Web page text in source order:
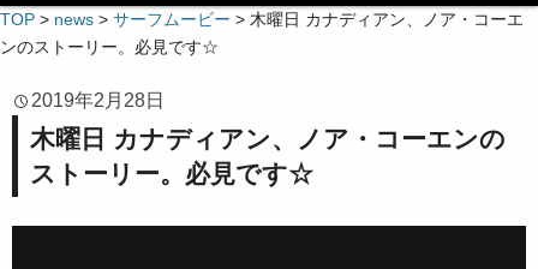
TOP > news > サーフムービー > 木曜日 カナディアン、ノア・コーエ
ンのストーリー。必見です☆
2019年2月28日
木曜日 カナディアン、ノア・コーエンの
ストーリー。必見です☆